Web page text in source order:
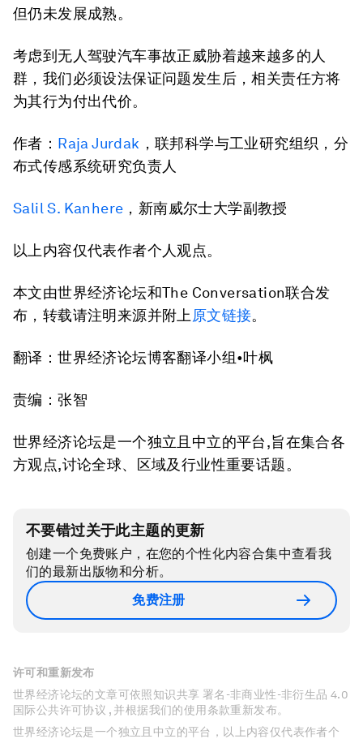
但仍未发展成熟。
考虑到无人驾驶汽车事故正威胁着越来越多的人
群，我们必须设法保证问题发生后，相关责任方将
为其行为付出代价。
作者： Raja Jurdak ，联邦科学与工业研究组织，分
布式传感系统研究负责人
Salil S. Kanhere ，新南威尔士大学副教授
以上内容仅代表作者个人观点。
本文由世界经济论坛和The Conversation联合发
布，转载请注明来源并附上 原文链接。
翻译：世界经济论坛博客翻译小组•叶枫
责编：张智
世界经济论坛是一个独立且中立的平台,旨在集合各
方观点,讨论全球、区域及行业性重要话题。
不要错过关于此主题的更新
创建一个免费账户，在您的个性化内容合集中查看我
们的最新出版物和分析。
免费注册
许可和重新发布
世界经济论坛的文章可依照知识共享 署名-非商业性-非衍生品 4.0
国际公共许可协议 , 并根据我们的使用条款重新发布。
世界经济论坛是一个独立且中立的平台，以上内容仅代表作者个